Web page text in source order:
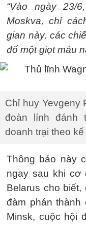
“Vào ngày 23/
Moskva, chỉ
gian này, các
đổ một giọt máu
Chỉ huy Yevgeny
đoàn lính đánh
doanh trại theo
Thông báo này
ngay sau khi cơ
Belarus cho biết,
đàm phán thành
Minsk, cuộc hội